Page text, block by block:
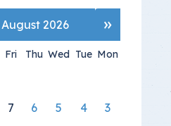
«
August 2026
Mon
Tue
Wed
Thu
Fri
3
4
5
6
7